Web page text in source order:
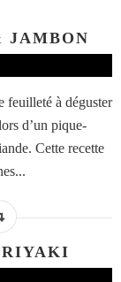
JAMBON
feuilleté à déguster
d’un pique-
Cette recette